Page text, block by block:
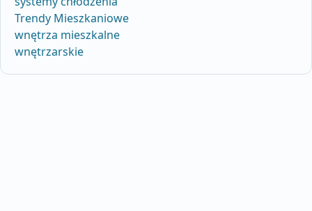
Trendy Mieszkaniowe
wnętrza mieszkalne
wnętrzarskie